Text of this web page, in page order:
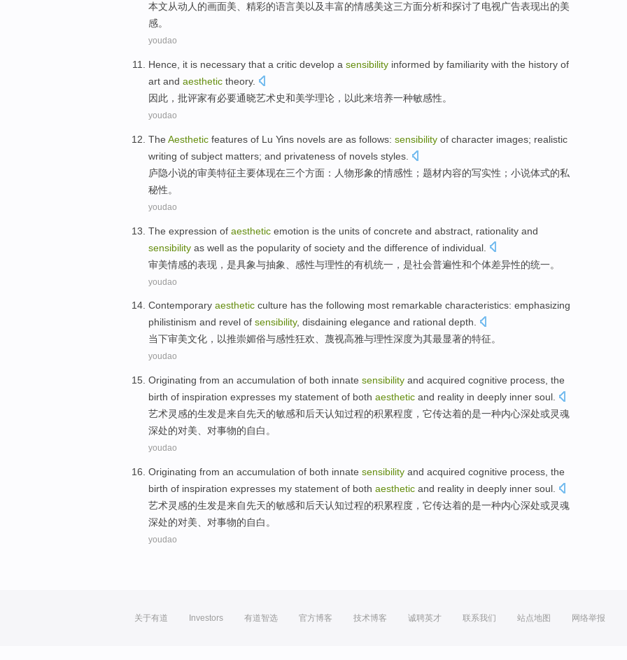
本文从动人的画面美 精彩的语言美以及丰富的情感美这三方面分析和探讨了电视广告表现出的美
感。
youdao
Hence it is necessary that a critic develop a sensibility informed by familiarity with the history of
art and aesthetic theory.
因此 ， 批评家有必要通晓艺术史和美学理论，以此来培养一种敏感性。
youdao
The Aesthetic features of Lu Yins novels are as follows: sensibility of character images; realistic
writing of subject matters; and privateness of novels styles.
庐隐小说的审美特征主要体现在三个方面： 人物形象的情感性； 题材内容的写实性；小说体式的私
秘性。
youdao
The expression of aesthetic emotion is the units of concrete and abstract rationality and
sensibility as well as the popularity of society and the difference of individual
审美情感的表现 ， 是具象与抽象 感性与理性的有机统一，是社会普遍性和个体差异性的统一。
youdao
Contemporary aesthetic culture has the following most remarkable characteristics: emphasizing
philistinism and revel of sensibility, disdaining elegance and rational depth.
当下审美文化 ，以推崇媚俗与感性狂欢、 蔑视高雅与理性深度为其最显著的特征。
youdao
Originating from an accumulation of both innate sensibility and acquired cognitive process the
birth of inspiration expresses my statement of both aesthetic and reality in deeply inner soul
艺术灵感的生发是来自先天的敏感和后天认知过程的积累程度 ，它传达着的是一种内心深处或灵魂
深处的对美、 对事物的自白。
youdao
Originating from an accumulation of both innate sensibility and acquired cognitive process the
birth of inspiration expresses my statement of both aesthetic and reality in deeply inner soul
艺术灵感的生发是来自先天的敏感和后天认知过程的积累程度 ，它传达着的是一种内心深处或灵魂
深处的对美、 对事物的自白。
youdao
关于有道 Investors 有道智选 官方博客 技术博客 诚聘英才 联系我们 站点地图 网络举报